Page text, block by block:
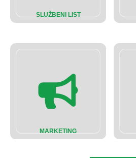
SLUŽBENI LIST
MARKETING